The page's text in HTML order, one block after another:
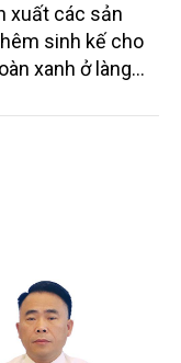
xuất các sản
sinh kế cho
xanh ở làng
trong nước